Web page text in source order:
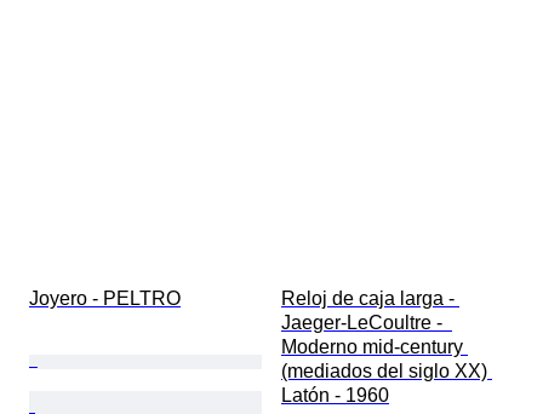
Joyero - PELTRO
Reloj de caja larga -
Jaeger-LeCoultre -
Moderno mid-century
(mediados del siglo XX)
Latón - 1960